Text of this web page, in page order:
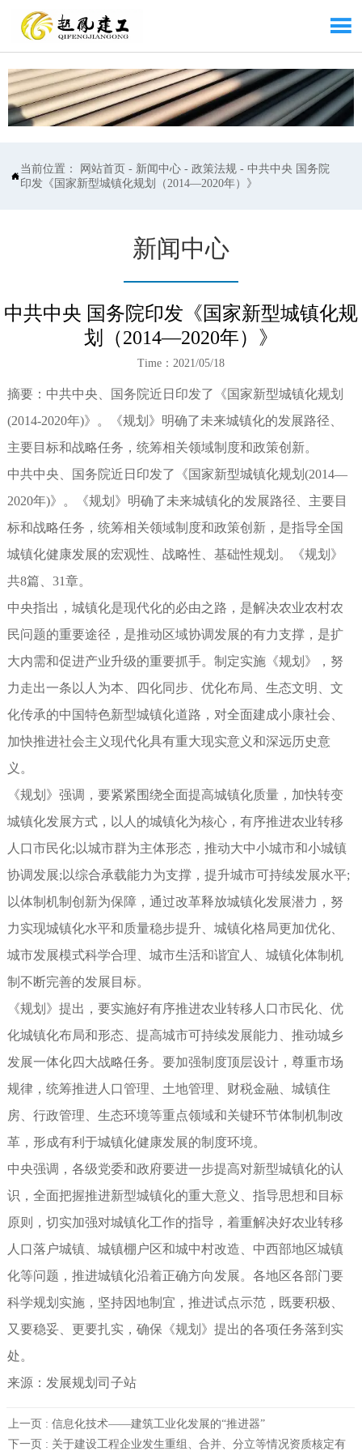


当前位置： 网站首页 - 新闻中心 -政策法规 -中共中央 国务院
印发《国家新型城镇化规划（2014—2020年）》
新闻中心
中共中央 国务院印发《国家新型城镇化规
划（2014—2020年）》
Time：2021/05/18
摘要：中共中央、国务院近日印发了《国家新型城镇化规划
(2014-2020年)》。《规划》明确了未来城镇化的发展路径、
主要目标和战略任务，统筹相关领域制度和政策创新。
中共中央、国务院近日印发了《国家新型城镇化规划(2014—
2020年)》。《规划》明确了未来城镇化的发展路径、主要目
标和战略任务，统筹相关领域制度和政策创新，是指导全国
城镇化健康发展的宏观性、战略性、基础性规划。《规划》
共8篇、31章。
中央指出，城镇化是现代化的必由之路，是解决农业农村农
民问题的重要途径，是推动区域协调发展的有力支撑，是扩
大内需和促进产业升级的重要抓手。制定实施《规划》，努
力走出一条以人为本、四化同步、优化布局、生态文明、文
化传承的中国特色新型城镇化道路，对全面建成小康社会、
加快推进社会主义现代化具有重大现实意义和深远历史意
义。
《规划》强调，要紧紧围绕全面提高城镇化质量，加快转变
城镇化发展方式，以人的城镇化为核心，有序推进农业转移
人口市民化;以城市群为主体形态，推动大中小城市和小城镇
协调发展;以综合承载能力为支撑，提升城市可持续发展水平;
以体制机制创新为保障，通过改革释放城镇化发展潜力，努
力实现城镇化水平和质量稳步提升、城镇化格局更加优化、
城市发展模式科学合理、城市生活和谐宜人、城镇化体制机
制不断完善的发展目标。
《规划》提出，要实施好有序推进农业转移人口市民化、优
化城镇化布局和形态、提高城市可持续发展能力、推动城乡
发展一体化四大战略任务。要加强制度顶层设计，尊重市场
规律，统筹推进人口管理、土地管理、财税金融、城镇住
房、行政管理、生态环境等重点领域和关键环节体制机制改
革，形成有利于城镇化健康发展的制度环境。
中央强调，各级党委和政府要进一步提高对新型城镇化的认
识，全面把握推进新型城镇化的重大意义、指导思想和目标
原则，切实加强对城镇化工作的指导，着重解决好农业转移
人口落户城镇、城镇棚户区和城中村改造、中西部地区城镇
化等问题，推进城镇化沿着正确方向发展。各地区各部门要
科学规划实施，坚持因地制宜，推进试点示范，既要积极、
又要稳妥、更要扎实，确保《规划》提出的各项任务落到实
处。
来源：发展规划司子站
上一页 : 信息化技术——建筑工业化发展的“推进器”
下一页 : 关于建设工程企业发生重组、合并、分立等情况资质核定有